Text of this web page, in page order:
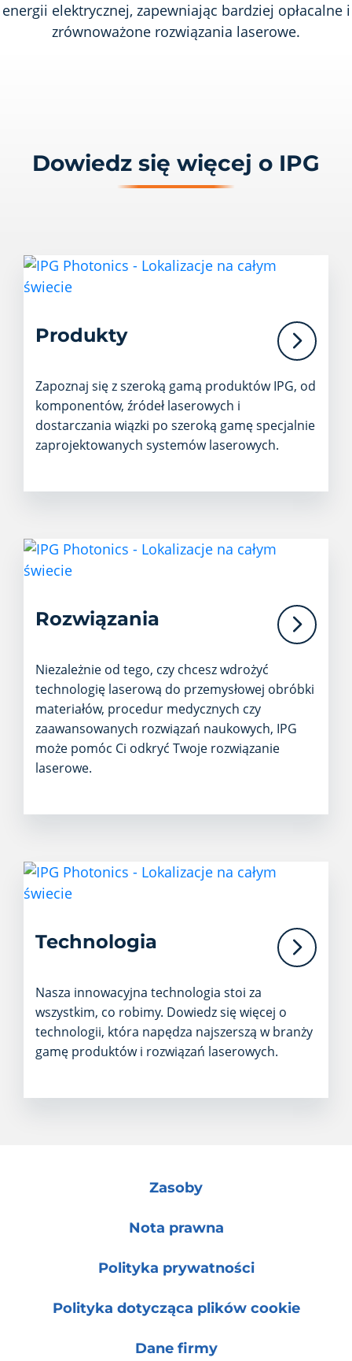
energii elektrycznej, zapewniając bardziej opłacalne i
zrównoważone rozwiązania laserowe.
Dowiedz się więcej o IPG
Produkty
Zapoznaj się z szeroką gamą produktów IPG, od
komponentów, źródeł laserowych i
dostarczania wiązki po szeroką gamę specjalnie
zaprojektowanych systemów laserowych.
Rozwiązania
Niezależnie od tego, czy chcesz wdrożyć
technologię laserową do przemysłowej obróbki
materiałów, procedur medycznych czy
zaawansowanych rozwiązań naukowych, IPG
może pomóc Ci odkryć Twoje rozwiązanie
laserowe.
Technologia
Nasza innowacyjna technologia stoi za
wszystkim, co robimy. Dowiedz się więcej o
technologii, która napędza najszerszą w branży
gamę produktów i rozwiązań laserowych.
Zasoby
Nota prawna
Polityka prywatności
Polityka dotycząca plików cookie
Dane firmy